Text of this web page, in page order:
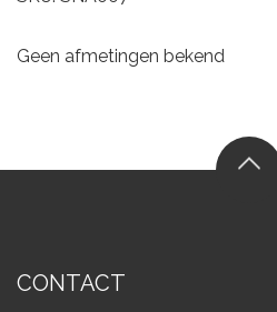
Geen afmetingen bekend
CONTACT